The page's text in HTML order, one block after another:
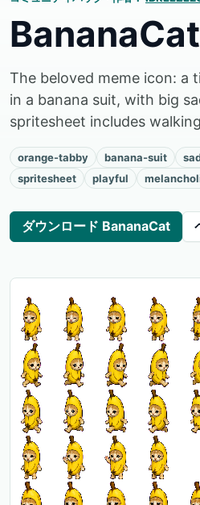
BananaCat
The beloved meme icon: a
in a banana suit, with big
spritesheet includes
orange-tabby banana-suit
spritesheet
playful
ダウンロード BananaCat